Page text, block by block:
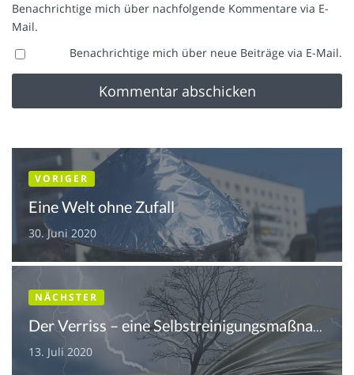
Benachrichtige mich über nachfolgende Kommentare via E-
Mail.
Benachrichtige mich über neue Beiträge via E-Mail.
VORIGER
Eine Welt ohne Zufall
30. Juni 2020
NÄCHSTER
Der Verriss – eine Selbstreinigungsmaßnahme der Literaturkritik
13. Juli 2020